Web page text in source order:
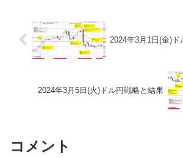
2024年3月1日(金)ド
2024年3月5日(火)ドル円戦略と結果
コメント